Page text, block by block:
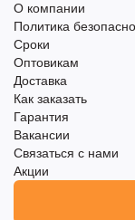
О компании
Политика
Сроки
Оптовикам
Доставка
Как заказать
Гарантия
Вакансии
Связаться с нами
Акции